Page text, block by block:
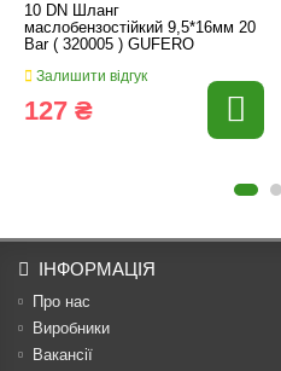
10 DN Шланг
маслобензостійкий 9,5*16мм 20
Bar ( 320005 ) GUFERO
Залишити відгук
127 ₴
ІНФОРМАЦІЯ
Про нас
Виробники
Вакансії